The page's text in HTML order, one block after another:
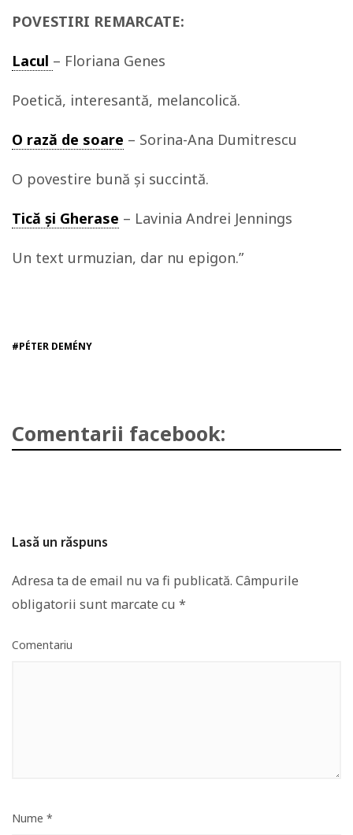
POVESTIRI REMARCATE:
Lacul – Floriana Genes
Poetică, interesantă, melancolică.
O rază de soare – Sorina-Ana Dumitrescu
O povestire bună și succintă.
Tică și Gherase – Lavinia Andrei Jennings
Un text urmuzian, dar nu epigon.”
#PÉTER DEMÉNY
Comentarii facebook:
Lasă un răspuns
Adresa ta de email nu va fi publicată. Câmpurile
obligatorii sunt marcate cu *
Comentariu
Nume *